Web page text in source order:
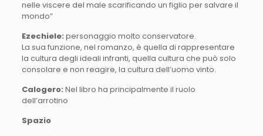
nelle viscere del male scarificando un figlio per salvare il
mondo”
Ezechiele: personaggio molto conservatore.
La sua funzione, nel romanzo, è quella di rappresentare
la cultura degli ideali infranti, quella cultura che può solo
consolare e non reagire, la cultura dell’uomo vinto.
Calogero: Nel libro ha principalmente il ruolo
dell’arrotino
Spazio